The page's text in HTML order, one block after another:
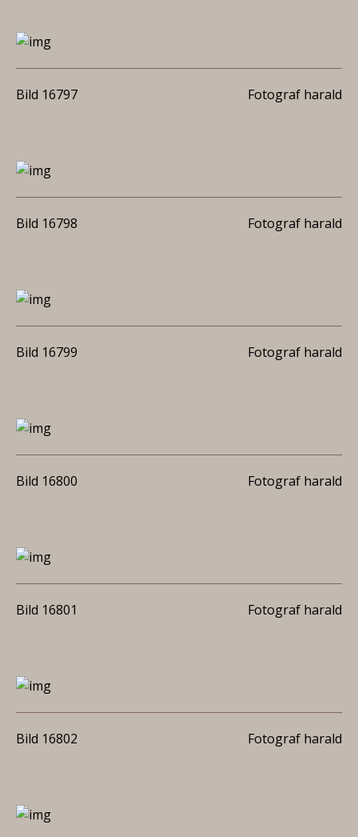
Bild 16797 Fotograf harald
Bild 16798 Fotograf harald
Bild 16799 Fotograf harald
Bild 16800 Fotograf harald
Bild 16801 Fotograf harald
Bild 16802 Fotograf harald